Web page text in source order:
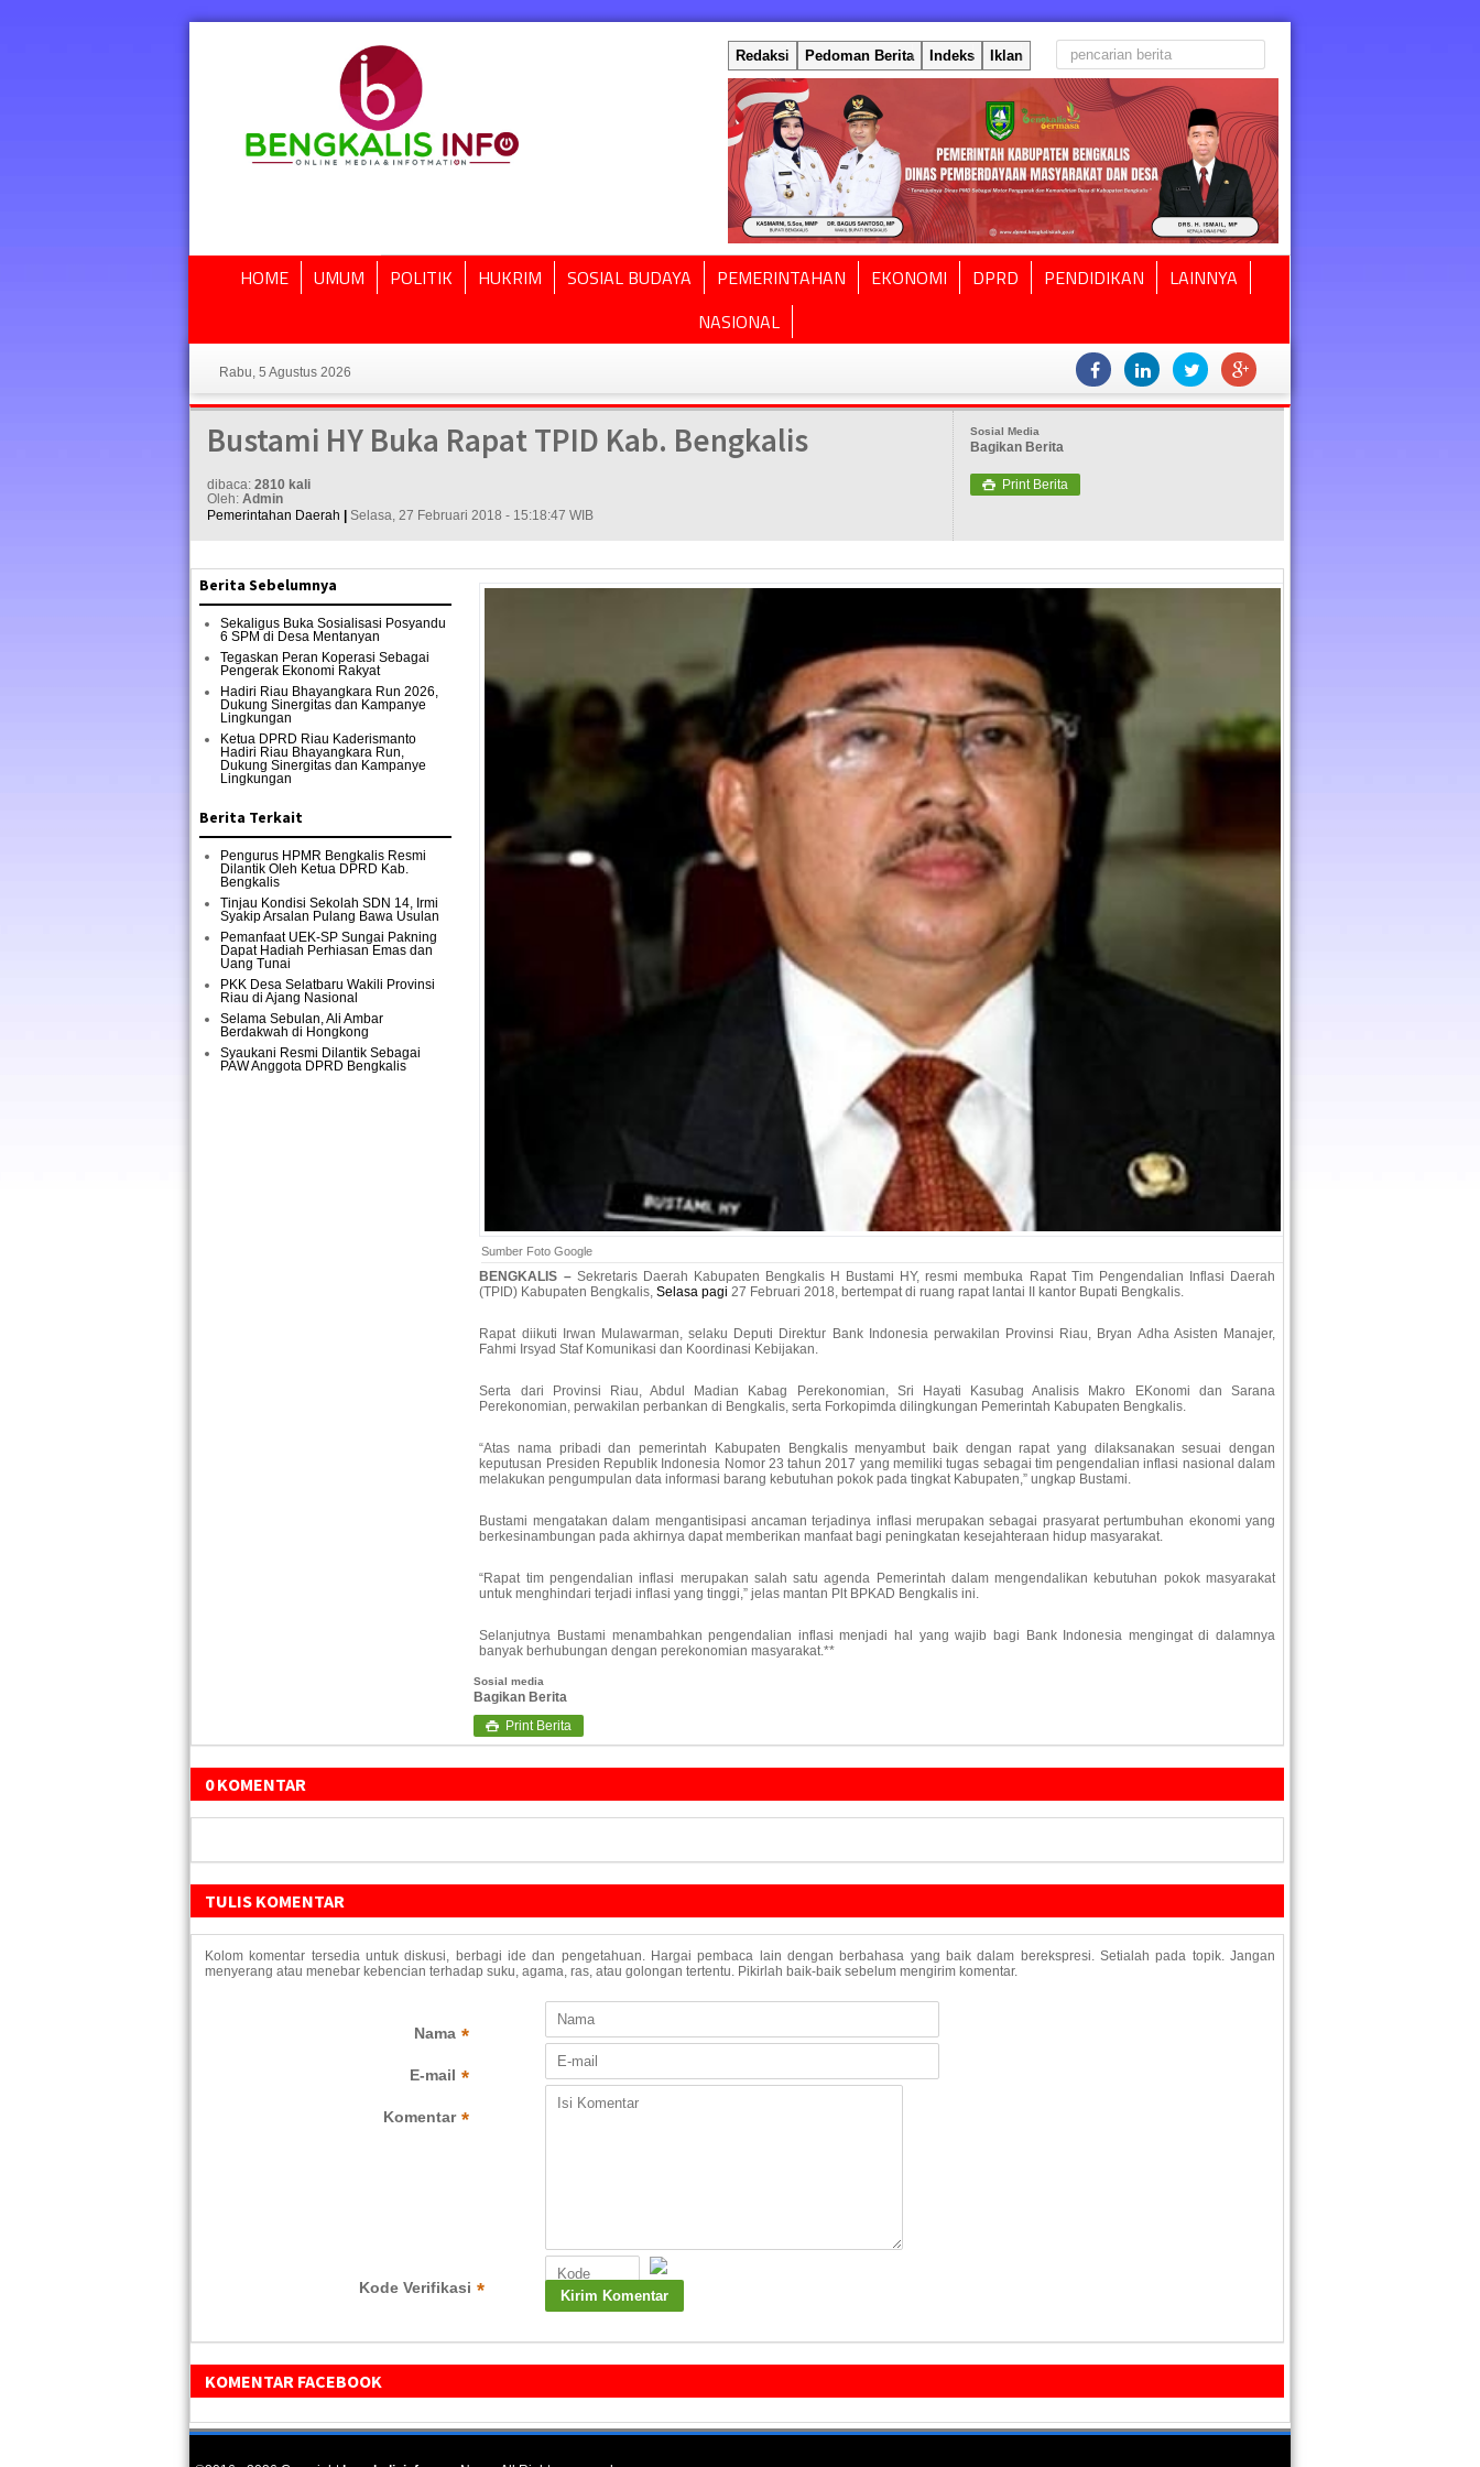
Redaksi Pedoman Berita Indeks Iklan
HOME UMUM POLITIK HUKRIM SOSIAL BUDAYA PEMERINTAHAN EKONOMI DPRD PENDIDIKAN
LAINNYA
NASIONAL
Rabu, 5 Agustus 2026
Sosial Media
Bagikan Berita
 Print Berita
Bustami HY Buka Rapat TPID Kab. Bengkalis
dibaca: 2810 kali
Oleh: Admin
Pemerintahan Daerah
Selasa, 27 Februari 2018 - 15:18:47 WIB
Berita Sebelumnya
Sekaligus Buka Sosialisasi Posyandu
6 SPM di Desa Mentanyan
Tegaskan Peran Koperasi Sebagai
Pengerak Ekonomi Rakyat
Hadiri Riau Bhayangkara Run 2026,
Dukung Sinergitas dan Kampanye
Lingkungan
Ketua DPRD Riau Kaderismanto
Hadiri Riau Bhayangkara Run,
Dukung Sinergitas dan Kampanye
Lingkungan
Berita Terkait
Pengurus HPMR Bengkalis Resmi
Dilantik Oleh Ketua DPRD Kab.
Bengkalis
Tinjau Kondisi Sekolah SDN 14, Irmi
Syakip Arsalan Pulang Bawa Usulan
Pemanfaat UEK-SP Sungai Pakning
Dapat Hadiah Perhiasan Emas dan
Uang Tunai
PKK Desa Selatbaru Wakili Provinsi
Riau di Ajang Nasional
Selama Sebulan, Ali Ambar
Berdakwah di Hongkong
Syaukani Resmi Dilantik Sebagai
PAW Anggota DPRD Bengkalis
Sumber Foto Google
BENGKALIS –Sekretaris Daerah Kabupaten Bengkalis H Bustami HY, resmi membuka Rapat Tim Pengendalian Inflasi Daerah
(TPID) Kabupaten Bengkalis,Selasa pagi 27 Februari 2018, bertempat di ruang rapat lantai II kantor Bupati Bengkalis.
Rapat diikuti Irwan Mulawarman, selaku Deputi Direktur Bank Indonesia perwakilan Provinsi Riau, Bryan Adha Asisten Manajer,
Fahmi Irsyad Staf Komunikasi dan Koordinasi Kebijakan.
Serta dari Provinsi Riau, Abdul Madian Kabag Perekonomian, Sri Hayati Kasubag Analisis Makro EKonomi dan Sarana
Perekonomian, perwakilan perbankan di Bengkalis, serta Forkopimda dilingkungan Pemerintah Kabupaten Bengkalis.
“Atas nama pribadi dan pemerintah Kabupaten Bengkalis menyambut baik dengan rapat yang dilaksanakan sesuai dengan
keputusan Presiden Republik Indonesia Nomor 23 tahun 2017 yang memiliki tugas sebagai tim pengendalian inflasi nasional dalam
melakukan pengumpulan data informasi barang kebutuhan pokok pada tingkat Kabupaten,” ungkap Bustami.
Bustami mengatakan dalam mengantisipasi ancaman terjadinya inflasi merupakan sebagai prasyarat pertumbuhan ekonomi yang
berkesinambungan pada akhirnya dapat memberikan manfaat bagi peningkatan kesejahteraan hidup masyarakat.
“Rapat tim pengendalian inflasi merupakan salah satu agenda Pemerintah dalam mengendalikan kebutuhan pokok masyarakat
untuk menghindari terjadi inflasi yang tinggi,” jelas mantan Plt BPKAD Bengkalis ini.
Selanjutnya Bustami menambahkan pengendalian inflasi menjadi hal yang wajib bagi Bank Indonesia mengingat di dalamnya
banyak berhubungan dengan perekonomian masyarakat.**
Sosial media
Bagikan Berita
 Print Berita
0 KOMENTAR
TULIS KOMENTAR
Kolom komentar tersedia untuk diskusi, berbagi ide dan pengetahuan. Hargai pembaca lain dengan berbahasa yang baik dalam berekspresi. Setialah pada topik. Jangan
menyerang atau menebar kebencian terhadap suku, agama, ras, atau golongan tertentu. Pikirlah baik-baik sebelum mengirim komentar.
Nama *
E-mail *
Komentar *
Kode Verifikasi *
KOMENTAR FACEBOOK